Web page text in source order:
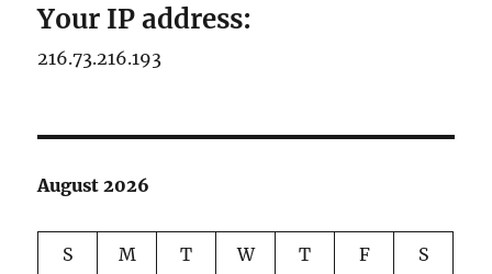
Your IP address:
216.73.216.193
August 2026
S M T W T F S